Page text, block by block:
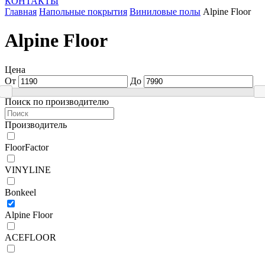
Главная Напольные покрытия Виниловые полы Alpine Floor
Alpine Floor
Цена
От
До
Поиск по производителю
Производитель
FloorFactor
VINYLINE
Bonkeel
Alpine Floor
ACEFLOOR